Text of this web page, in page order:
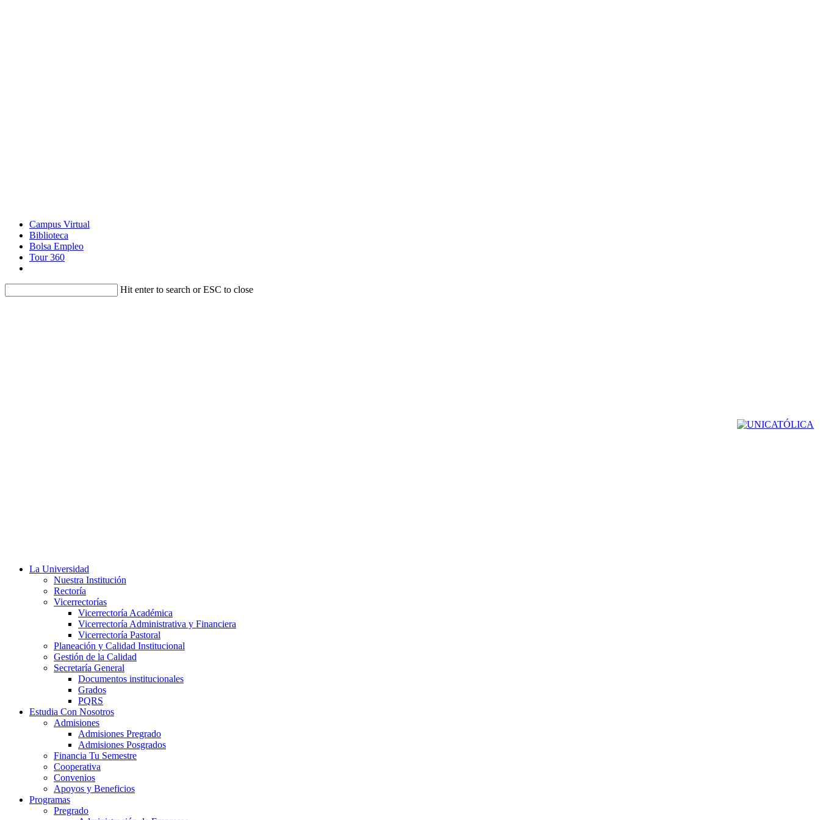
Campus Virtual
Biblioteca
Bolsa Empleo
Tour 360
Hit enter to search or ESC to close
La Universidad
Nuestra Institución
Rectoría
Vicerrectorías
Vicerrectoría Académica
Vicerrectoría Administrativa y Financiera
Vicerrectoría Pastoral
Planeación y Calidad Institucional
Gestión de la Calidad
Secretaría General
Documentos institucionales
Grados
PQRS
Estudia Con Nosotros
Admisiones
Admisiones Pregrado
Admisiones Posgrados
Financia Tu Semestre
Cooperativa
Convenios
Apoyos y Beneficios
Programas
Pregrado